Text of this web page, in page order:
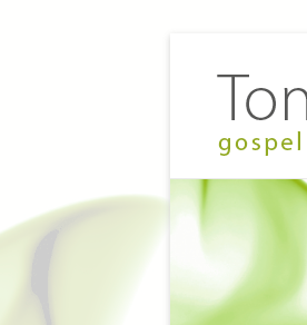
TonArt
&
more
Mein Chor
Hannover-
Linden